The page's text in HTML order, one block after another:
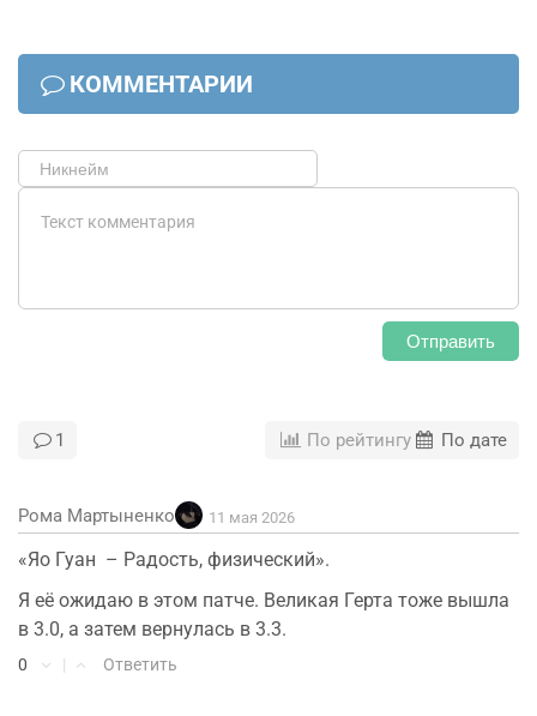
КОММЕНТАРИИ
Отправить
1 По рейтингу По дате
Рома Мартыненко 11 мая 2026
«Яо Гуан – Радость, физический».
Я её ожидаю в этом патче. Великая Герта тоже вышла
в 3.0, а затем вернулась в 3.3.
0 | Ответить